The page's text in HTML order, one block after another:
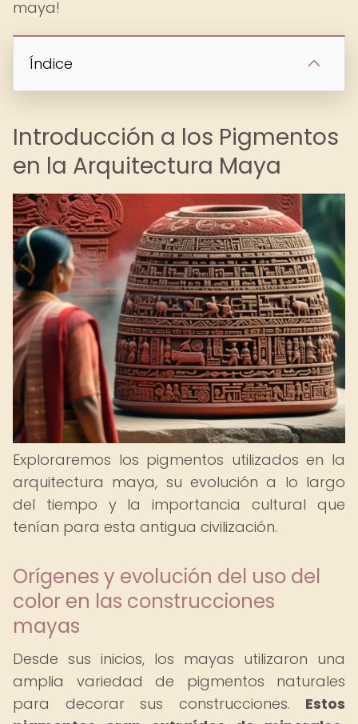
maya!
Índice
Introducción a los Pigmentos
en la Arquitectura Maya
Exploraremos los pigmentos utilizados en la
arquitectura maya, su evolución a lo largo
del tiempo y la importancia cultural que
tenían para esta antigua civilización.
Orígenes y evolución del uso del
color en las construcciones
mayas
Desde sus inicios, los mayas utilizaron una
amplia variedad de pigmentos naturales
para decorar sus construcciones. Estos